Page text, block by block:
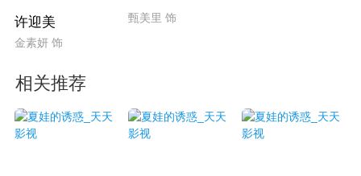
许迎美
金素妍 饰
甄美里 饰
相关推荐